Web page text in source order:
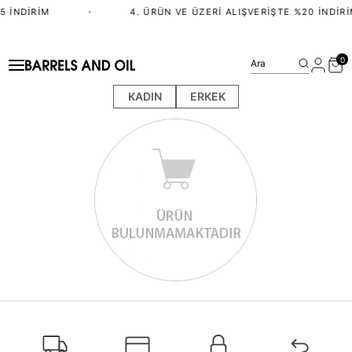
İNDIRIM • 4. ÜRÜN VE ÜZERI ALIŞVERIŞTE %20
KADIN ERKEK
Ara 0